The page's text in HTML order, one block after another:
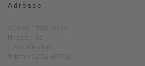
Adresse
Schnell-Imbiss Foniqi
Hauptstr. 52
57482 Wenden
Telefon: 02762-407130